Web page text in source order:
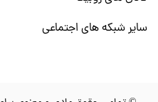
سایر شبکه های اجتماعی